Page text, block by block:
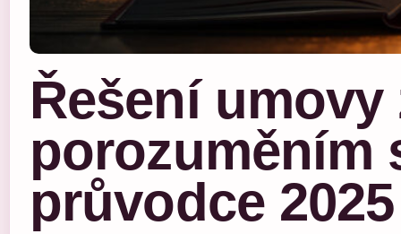
Řešení umovy
porozuměním
průvodce 2025